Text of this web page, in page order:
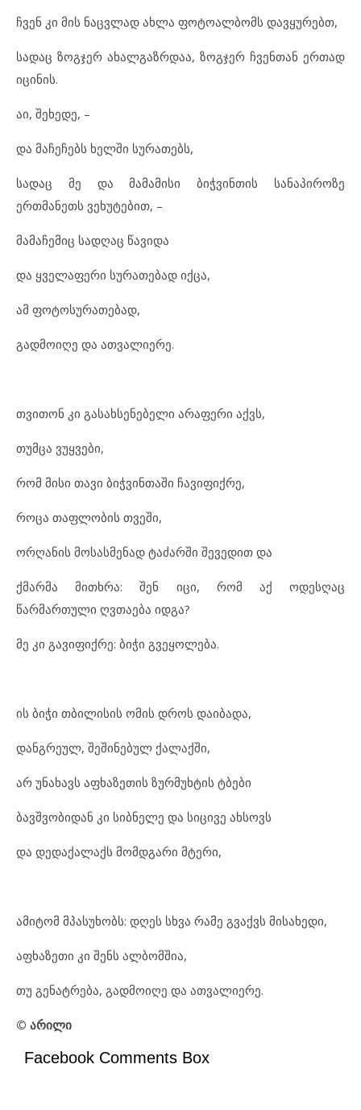
ჩვენ კი მის ნაცვლად ახლა ფოტოალბომს დავყურებთ,
სადაც ზოგჯერ ახალგაზრდაა, ზოგჯერ ჩვენთან ერთად
იცინის.
აი, შეხედე, –
და მაჩეჩებს ხელში სურათებს,
სადაც მე და მამამისი ბიჭვინთის სანაპიროზე
ერთმანეთს ვეხუტებით, –
მამაჩემიც სადღაც წავიდა
და ყველაფერი სურათებად იქცა,
ამ ფოტოსურათებად,
გადმოიღე და ათვალიერე.
თვითონ კი გასახსენებელი არაფერი აქვს,
თუმცა ვუყვები,
რომ მისი თავი ბიჭვინთაში ჩავიფიქრე,
როცა თაფლობის თვეში,
ორღანის მოსასმენად ტაძარში შევედით და
ქმარმა მითხრა: შენ იცი, რომ აქ ოდესღაც
წარმართული ღვთაება იდგა?
მე კი გავიფიქრე: ბიჭი გვეყოლება.
ის ბიჭი თბილისის ომის დროს დაიბადა,
დანგრეულ, შეშინებულ ქალაქში,
არ უნახავს აფხაზეთის ზურმუხტის ტბები
ბავშვობიდან კი სიბნელე და სიცივე ახსოვს
და დედაქალაქს მომდგარი მტერი,
ამიტომ მპასუხობს: დღეს სხვა რამე გვაქვს მისახედი,
აფხაზეთი კი შენს ალბომშია,
თუ გენატრება, გადმოიღე და ათვალიერე.
© არილი
Facebook Comments Box